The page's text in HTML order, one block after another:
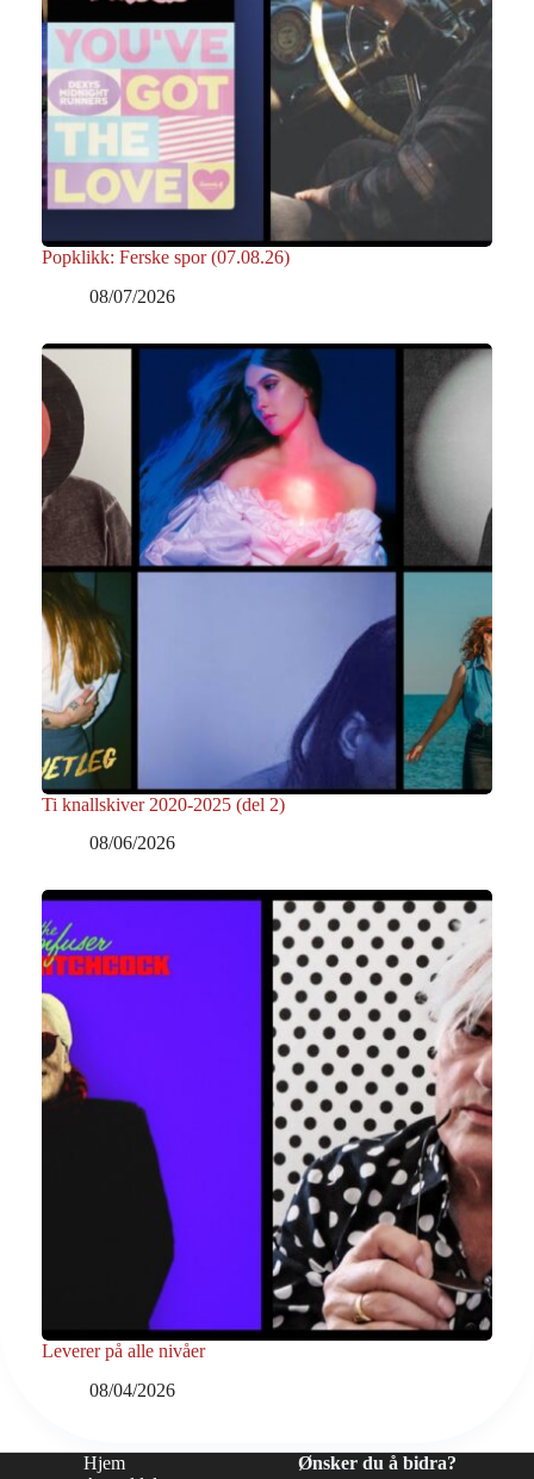
Popklikk: Ferske spor (07.08.26)
08/07/2026
Ti knallskiver 2020-2025 (del 2)
08/06/2026
Leverer på alle nivåer
08/04/2026
Hjem
Ønsker du å bidra?